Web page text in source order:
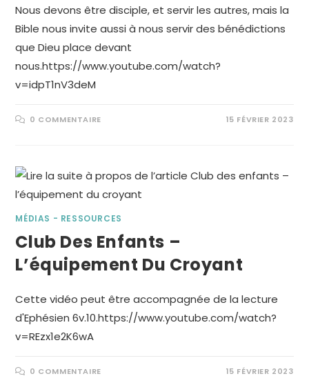
Nous devons être disciple, et servir les autres, mais la
Bible nous invite aussi à nous servir des bénédictions
que Dieu place devant
nous.https://www.youtube.com/watch?
v=idpT1nV3deM
0 COMMENTAIRE 15 FÉVRIER 2023
MÉDIAS - RESSOURCES
Club Des Enfants –
L’équipement Du Croyant
Cette vidéo peut être accompagnée de la lecture
d'Ephésien 6v.10.https://www.youtube.com/watch?
v=REzx1e2K6wA
0 COMMENTAIRE 15 FÉVRIER 2023